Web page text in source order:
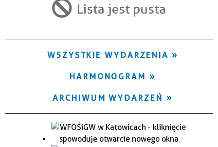
Trwające w zakresie Lista jest pusta
WSZYSTKIE WYDARZENIA
HARMONOGRAM
ARCHIWUM WYDARZEŃ